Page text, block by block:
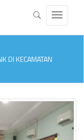
DI KECAMATAN